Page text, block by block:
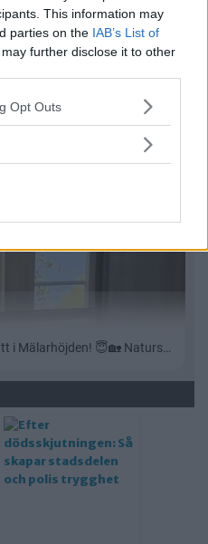
This information may
parties on the IAB’s List of
further disclose it to other
uses one or more Google
behaviour. You may click to
purposes in below Google
Opt Outs